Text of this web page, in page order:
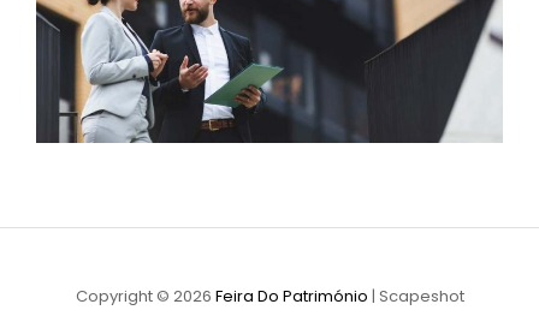
Copyright © 2026 Feira Do Património | Scapeshot